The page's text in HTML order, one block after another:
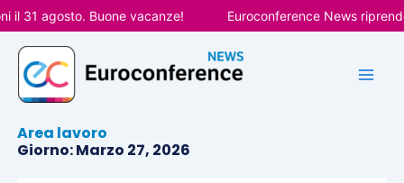
Vai
al
contenuto
agosto. Buone vacanze! Euroconference News
Area lavoro
Giorno: Marzo 27, 2026